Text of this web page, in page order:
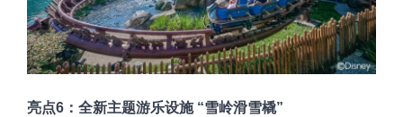
亮点6：全新主题游乐设施 “雪岭滑雪橇”